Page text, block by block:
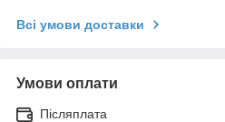
Всі умови доставки
Умови оплати
Післяплата